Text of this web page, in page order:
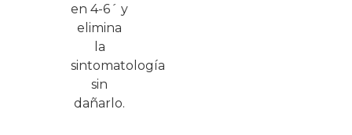
en 4-6´ y
elimina
la
sintomatología
sin
dañarlo.